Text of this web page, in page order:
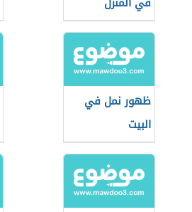
ظهور نمل في
البيت